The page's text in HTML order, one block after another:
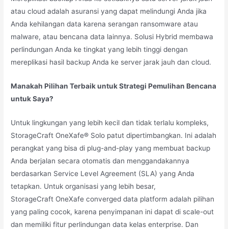
atau cloud adalah asuransi yang dapat melindungi Anda jika
Anda kehilangan data karena serangan ransomware atau
malware, atau bencana data lainnya. Solusi Hybrid membawa
perlindungan Anda ke tingkat yang lebih tinggi dengan
mereplikasi hasil backup Anda ke server jarak jauh dan cloud.
Manakah Pilihan Terbaik untuk Strategi Pemulihan Bencana
untuk Saya?
Untuk lingkungan yang lebih kecil dan tidak terlalu kompleks,
StorageCraft OneXafe® Solo patut dipertimbangkan. Ini adalah
perangkat yang bisa di plug-and-play yang membuat backup
Anda berjalan secara otomatis dan menggandakannya
berdasarkan Service Level Agreement (SLA) yang Anda
tetapkan. Untuk organisasi yang lebih besar,
StorageCraft OneXafe converged data platform adalah pilihan
yang paling cocok, karena penyimpanan ini dapat di scale-out
dan memiliki fitur perlindungan data kelas enterprise. Dan